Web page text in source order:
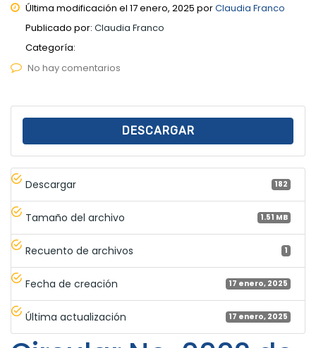
Última modificación el 17 enero, 2025 porClaudia Franco
Publicado por: Claudia Franco
Categoría:
No hay comentarios
DESCARGAR
Descargar 182
Tamaño del archivo 1.51 MB
Recuento de archivos 1
Fecha de creación 17 enero, 2025
Última actualización 17 enero, 2025